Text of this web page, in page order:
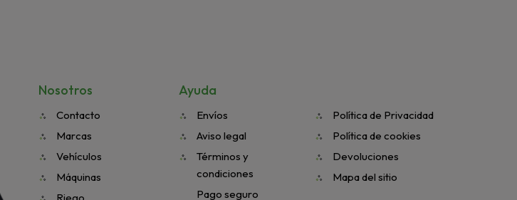
Nosotros
Contacto
Marcas
Vehículos
Máquinas
Ayuda
Envíos
Aviso legal
Términos y
condiciones
Pago seguro
Política de Privacidad
Política de cookies
Devoluciones
Mapa del sitio